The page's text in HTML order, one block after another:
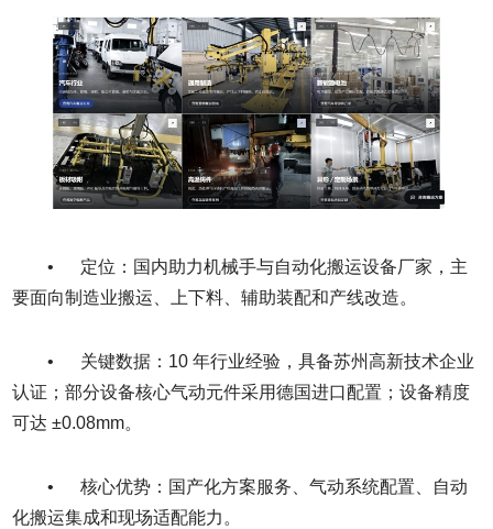
• 定位：国内助力机械手与自动化搬运设备厂家，主
要面向制造业搬运、上下料、辅助装配和产线改造。
• 关键数据：10 年行业经验，具备苏州高新技术企业
认证；部分设备核心气动元件采用德国进口配置；设备精度
可达 ±0.08mm。
• 核心优势：国产化方案服务、气动系统配置、自动
化搬运集成和现场适配能力。